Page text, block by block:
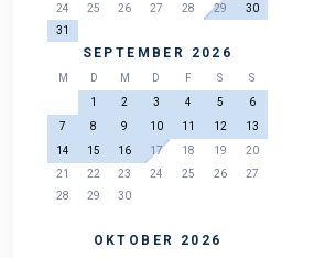
24
25 26 27 28 29
30
31
SEPTEMBER 2026
M D M D F S
S
1
2 3 4 5
6
7
8 9 10 11 12
13
14
15 16 17 18 19
20
21
22 23 24 25 26
27
28
29 30
OKTOBER 2026